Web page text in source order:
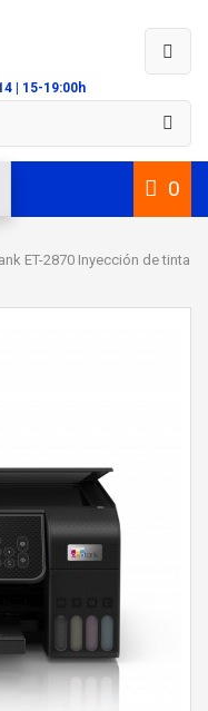
| 15-19:00h
0
ET-2870 Inyección de tinta